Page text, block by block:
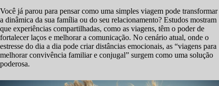
Você já parou para pensar como uma simples viagem pode transformar
a dinâmica da sua família ou do seu relacionamento? Estudos mostram
que experiências compartilhadas, como as viagens, têm o poder de
fortalecer laços e melhorar a comunicação. No cenário atual, onde o
estresse do dia a dia pode criar distâncias emocionais, as “viagens para
melhorar convivência familiar e conjugal” surgem como uma solução
poderosa.